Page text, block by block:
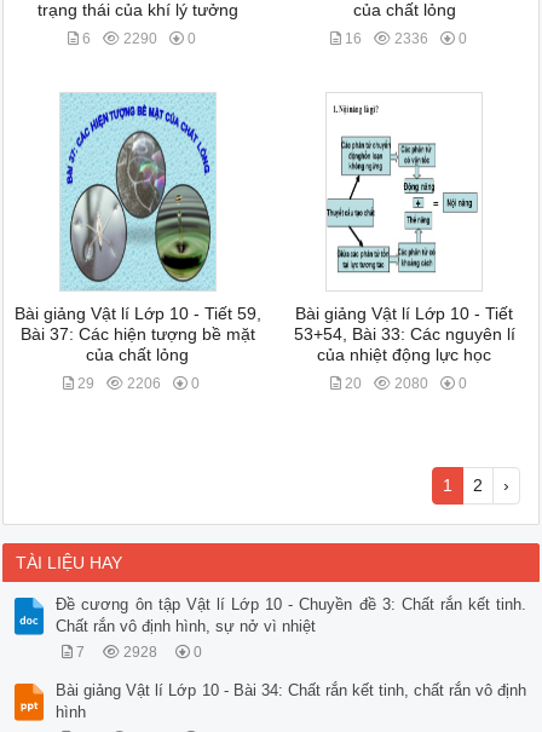
trạng thái của khí lý tưởng
6 2290 0
của chất lỏng
16 2336 0
Bài giảng Vật lí Lớp 10 - Tiết 59,
Bài 37: Các hiện tượng bề mặt
của chất lỏng
29 2206 0
Bài giảng Vật lí Lớp 10 - Tiết
53+54, Bài 33: Các nguyên lí
của nhiệt động lực học
20 2080 0
1 2 ›
TÀI LIỆU HAY
Đề cương ôn tập Vật lí Lớp 10 - Chuyền đề 3: Chất rắn kết tinh.
Chất rắn vô định hình, sự nở vì nhiệt
7 2928 0
Bài giảng Vật lí Lớp 10 - Bài 34: Chất rắn kết tinh, chất rắn vô định
hình